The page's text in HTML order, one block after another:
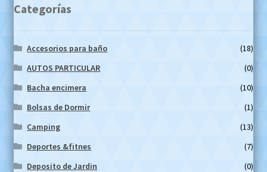
Categorías
Accesorios para baño
(18)
AUTOS PARTICULAR
(0)
Bacha encimera
(10)
Bolsas de Dormir
(1)
Camping
(13)
Deportes &fitnes
(7)
Deposito de Jardin
(0)